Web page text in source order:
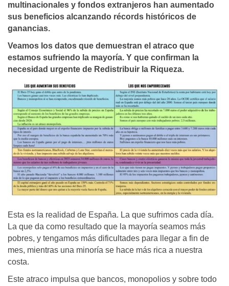
multinacionales y fondos extranjeros han aumentado
sus beneficios alcanzando récords históricos de
ganancias.
Veamos los datos que demuestran el atraco que
estamos sufriendo la mayoría. Y que confirman la
necesidad urgente de Redistribuir la Riqueza.
Esta es la realidad de España. La que sufrimos cada día.
La que da como resultado que la mayoría seamos más
pobres, y tengamos más dificultades para llegar a fin de
mes, mientras una minoría se hace más rica a nuestra
costa.
Este atraco impulsa que bancos, monopolios y sobre todo